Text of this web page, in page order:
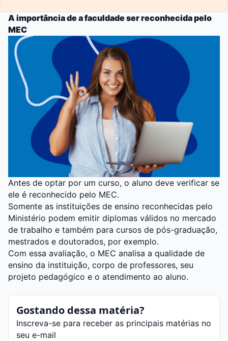
A importância de a faculdade ser reconhecida pelo
MEC
Antes de optar por um curso, o aluno deve verificar se
ele é reconhecido pelo MEC.
Somente as instituições de ensino reconhecidas pelo
Ministério podem emitir diplomas válidos no mercado
de trabalho e também para cursos de pós-graduação,
mestrados e doutorados, por exemplo.
Com essa avaliação, o MEC analisa a qualidade de
ensino da instituição, corpo de professores, seu
projeto pedagógico e o atendimento ao aluno.
Gostando dessa matéria?
Inscreva-se para receber as principais matérias no
seu e-mail